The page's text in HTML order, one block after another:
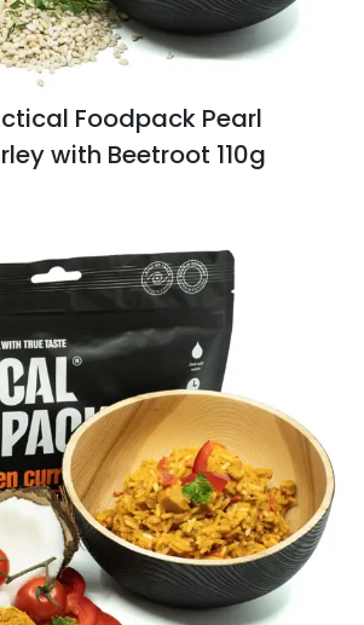
Foodpack Pearl
with Beetroot 110g